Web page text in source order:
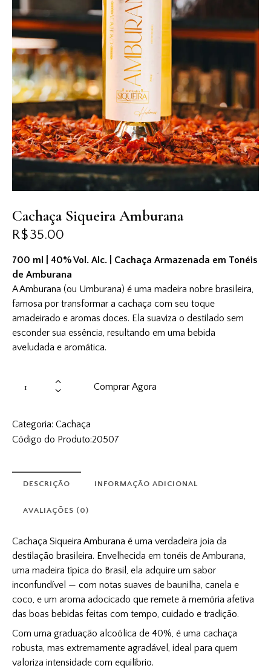
Cachaça Siqueira Amburana
R$35.00
700 ml | 40% Vol. Alc. | Cachaça Armazenada em Tonéis
de Amburana
A Amburana (ou Umburana) é uma madeira nobre brasileira,
famosa por transformar a cachaça com seu toque
amadeirado e aromas doces. Ela suaviza o destilado sem
esconder sua essência, resultando em uma bebida
aveludada e aromática.
Comprar Agora
Categoria: Cachaça
Código do Produto:20507
DESCRIÇÃO INFORMAÇÃO ADICIONAL
AVALIAÇÕES (0)
Cachaça Siqueira Amburana é uma verdadeira joia da
destilação brasileira. Envelhecida em tonéis de Amburana,
uma madeira típica do Brasil, ela adquire um sabor
inconfundível — com notas suaves de baunilha, canela e
coco, e um aroma adocicado que remete à memória afetiva
das boas bebidas feitas com tempo, cuidado e tradição.
Com uma graduação alcoólica de 40%, é uma cachaça
robusta, mas extremamente agradável, ideal para quem
valoriza intensidade com equilíbrio.